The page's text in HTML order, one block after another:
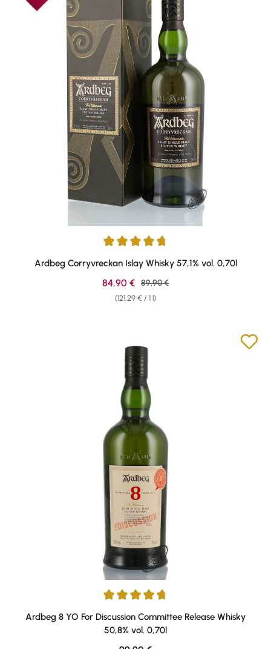
Average rating of 4.87 out of 5 stars
Ardbeg Corryvreckan Islay Whisky 57,1% vol. 0,70l
(121,29 € / 1 l)
Sale price:
84,90 € Regular price:
89,90 €
Average rating of 4.79 out of 5 stars
Ardbeg 8 YO For Discussion Committee Release Whisky
50,8% vol. 0,70l